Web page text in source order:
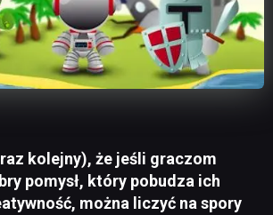
kolejny), że jeśli graczom
pomysł, który pobudza ich
można liczyć na spory